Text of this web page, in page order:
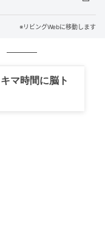
※リビングWebに移動します
マ時間に脳ト